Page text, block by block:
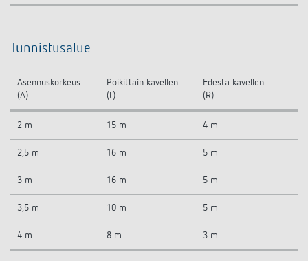
Tunnistusalue
Asennuskorkeus
(A)
Poikittain kävellen
(t)
Edestä kävellen
(R)
2 m 15 m 4 m
2,5 m 16 m 5 m
3 m 16 m 5 m
3,5 m 10 m 5 m
4 m 8 m 3 m